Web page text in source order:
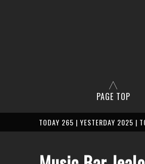
PAGE TOP
TODAY 265 | YESTERDAY 2025 |